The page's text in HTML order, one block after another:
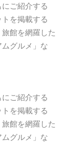
ご紹介する
を掲載する
館を網羅した
ムグルメ」な
ご紹介する
を掲載する
館を網羅した
ムグルメ」な